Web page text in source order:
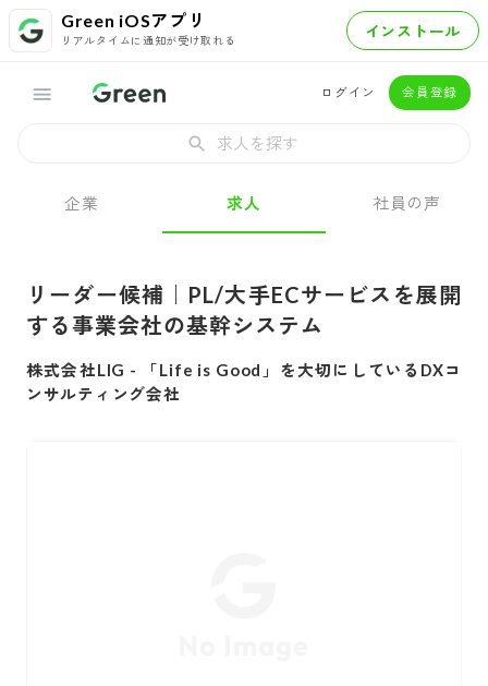
Green iOSアプリ
リアルタイムに通知が受け取れる インストール
ログイン 会員登録
求人を探す
企業 求人 社員の声
リーダー候補｜PL/大手ECサービスを展開
する事業会社の基幹システム
株式会社LIG -
「Life is Good」を大切にしているDXコ
ンサルティング会社